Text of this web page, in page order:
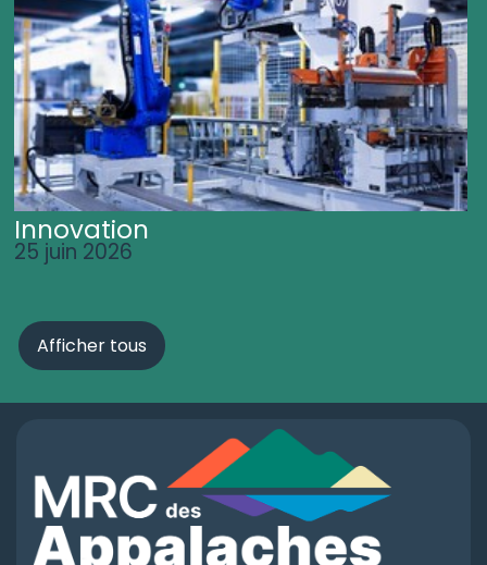
Innovation
25 juin 2026
Afficher tous